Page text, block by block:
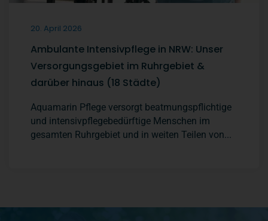
20. April 2026
Ambulante Intensivpflege in NRW: Unser
Versorgungsgebiet im Ruhrgebiet &
darüber hinaus (18 Städte)
Aquamarin Pflege versorgt beatmungspflichtige
und intensivpflegebedürftige Menschen im
gesamten Ruhrgebiet und in weiten Teilen von...